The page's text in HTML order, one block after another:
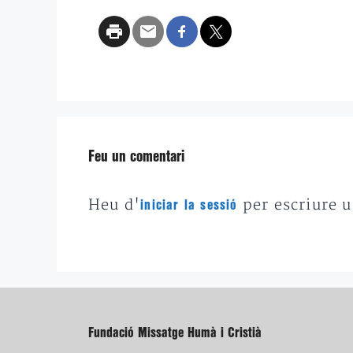
Feu un comentari
Heu d'iniciar la sessió per escriure
Fundació Missatge Humà i Cristià